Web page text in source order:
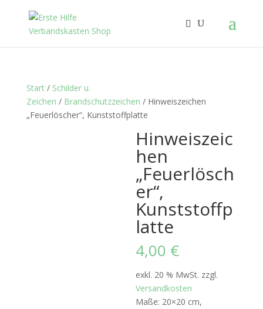
Start/ Schilder u.
Zeichen / Brandschutzzeichen / Hinweiszeichen
„Feuerlöscher“, Kunststoffplatte
Hinweiszeic
hen
„Feuerlösch
er“,
Kunststoffp
latte
4,00 €
exkl. 20 % MwSt. zzgl.
Versandkosten
Maße: 20×20 cm,